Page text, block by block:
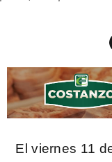
El viernes 11